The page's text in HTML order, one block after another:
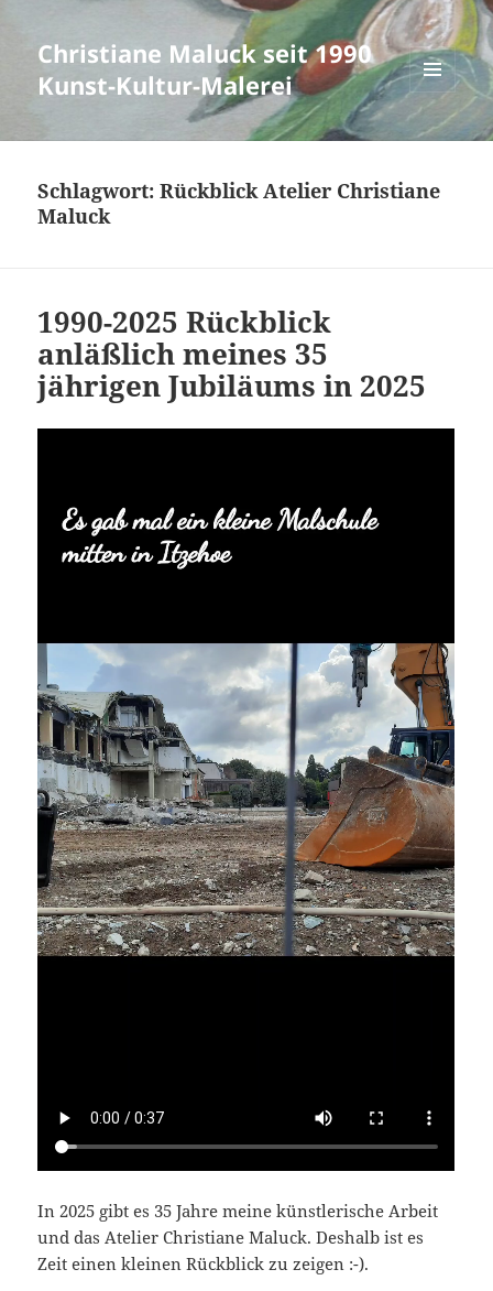
Christiane Maluck seit 1990
Kunst-Kultur-Malerei
MENÜ
UND
WIDGETS
Schlagwort:Rückblick Atelier Christiane
Maluck
1990-2025 Rückblick
anläßlich meines 35
jährigen Jubiläums in 2025
In 2025 gibt es 35 Jahre meine künstlerische Arbeit
und das Atelier Christiane Maluck. Deshalb ist es
Zeit einen kleinen Rückblick zu zeigen :-).